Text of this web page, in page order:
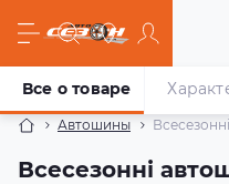
Автошины
Всесезонні
Все о товаре